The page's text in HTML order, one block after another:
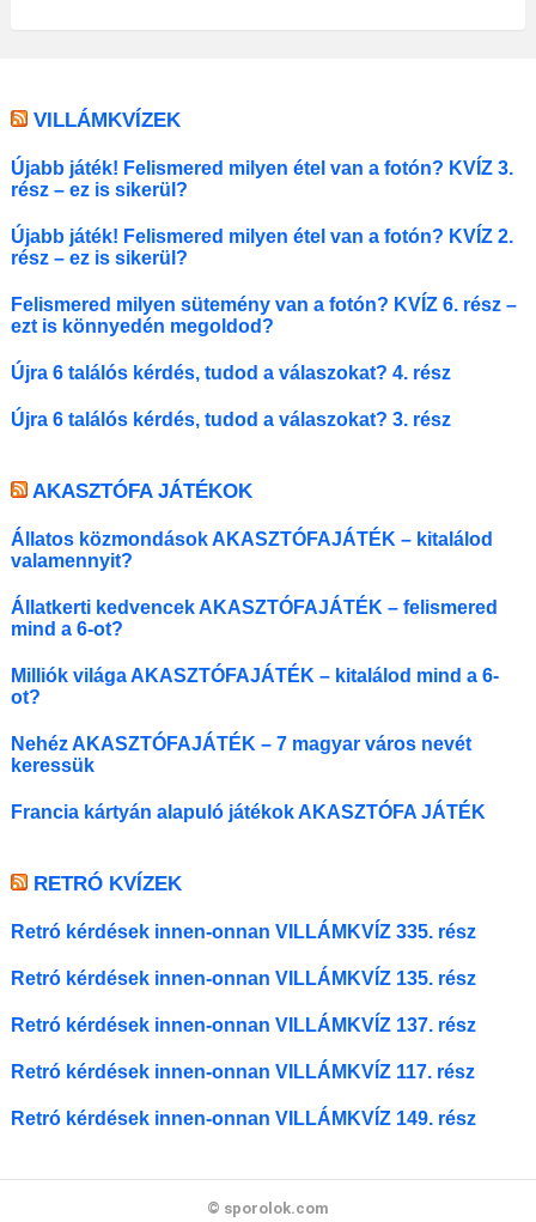
VILLÁMKVÍZEK
Újabb játék! Felismered milyen étel van a fotón? KVÍZ 3.
rész – ez is sikerül?
Újabb játék! Felismered milyen étel van a fotón? KVÍZ 2.
rész – ez is sikerül?
Felismered milyen sütemény van a fotón? KVÍZ 6. rész –
ezt is könnyedén megoldod?
Újra 6 találós kérdés, tudod a válaszokat? 4. rész
Újra 6 találós kérdés, tudod a válaszokat? 3. rész
AKASZTÓFA JÁTÉKOK
Állatos közmondások AKASZTÓFAJÁTÉK – kitalálod
valamennyit?
Állatkerti kedvencek AKASZTÓFAJÁTÉK – felismered
mind a 6-ot?
Milliók világa AKASZTÓFAJÁTÉK – kitalálod mind a 6-
ot?
Nehéz AKASZTÓFAJÁTÉK – 7 magyar város nevét
keressük
Francia kártyán alapuló játékok AKASZTÓFA JÁTÉK
RETRÓ KVÍZEK
Retró kérdések innen-onnan VILLÁMKVÍZ 335. rész
Retró kérdések innen-onnan VILLÁMKVÍZ 135. rész
Retró kérdések innen-onnan VILLÁMKVÍZ 137. rész
Retró kérdések innen-onnan VILLÁMKVÍZ 117. rész
Retró kérdések innen-onnan VILLÁMKVÍZ 149. rész
© sporolok.com